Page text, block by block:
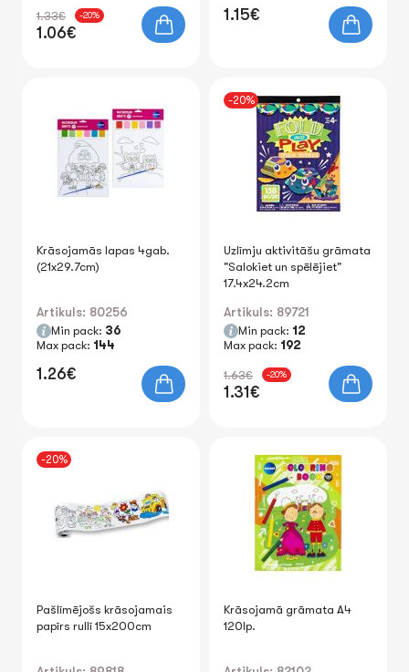
1.33€ -20%
1.06€
1.15€
Krāsojamās lapas 4gab.
(21x29.7cm)
Artikuls: 80256
Min pack: 36
Max pack: 144
1.26€
-20%
Uzlīmju aktivitāšu grāmata
"Salokiet un spēlējiet"
17.4x24.2cm
Artikuls: 89721
Min pack: 12
Max pack: 192
1.63€ -20%
1.31€
-20%
Pašlīmējošs krāsojamais
papīrs rullī 15x200cm
Krāsojamā grāmata A4
120lp.